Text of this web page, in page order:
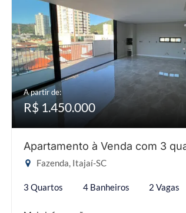
A partir de:
R$ 1.450.000
Apartamento à Venda com 3
Fazenda, Itajaí-SC
3 Quartos 4 Banheiros 2 Vagas